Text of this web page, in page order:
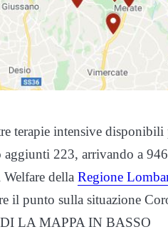
terapie intensive
aggiunti 223, arrivando a
Welfare della Regione
il punto sulla situazione
LA MAPPA IN BASSO